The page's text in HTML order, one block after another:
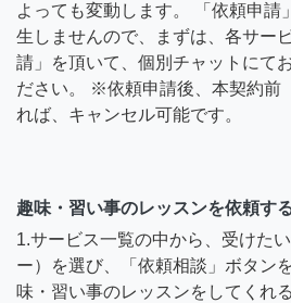
よっても変動します。 「依頼申請
生しませんので、まずは、各サー
請」を頂いて、個別チャットにて
ださい。 ※依頼申請後、本契約前
れば、キャンセル可能です。
趣味・習い事のレッスンを依頼す
1.サービス一覧の中から、受けた
ー）を選び、「依頼相談」ボタン
味・習い事のレッスンをしてくれ